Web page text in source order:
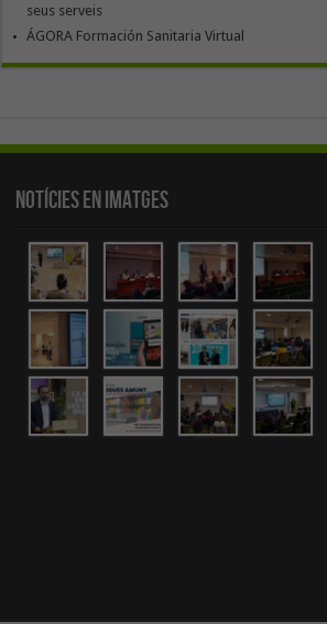
seus serveis
ÁGORA Formación Sanitaria Virtual
Notícies en Imatges